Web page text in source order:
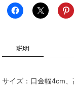
口
説明
サイズ：口金幅4cm